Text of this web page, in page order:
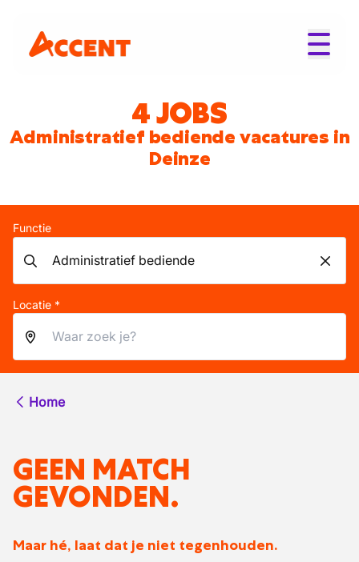
4 JOBS
Administratief bediende vacatures in
Deinze
Functie
Locatie *
Home
GEEN MATCH
GEVONDEN.
Maar hé, laat dat je niet tegenhouden.